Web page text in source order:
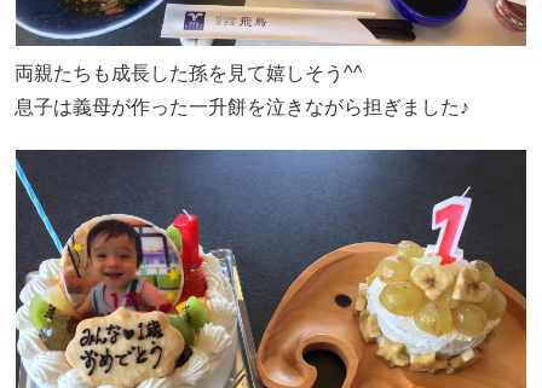
両親たちも成長した孫を見て嬉しそう^^
息子は義母が作った一升餅を泣きながら担ぎました♪